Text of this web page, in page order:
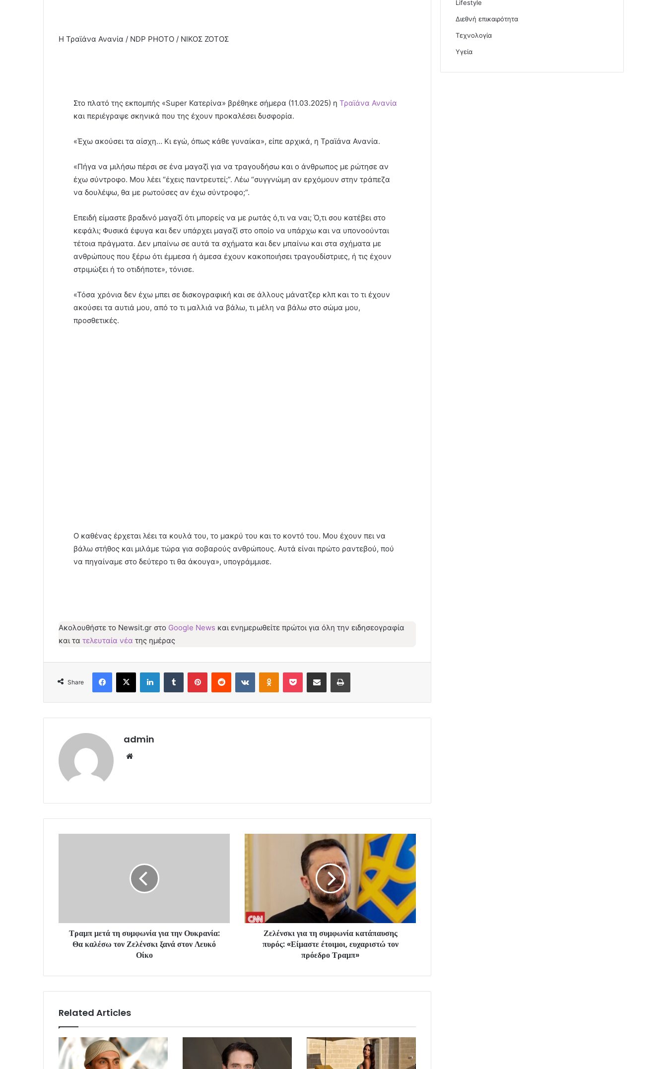
Η Τραϊάνα Ανανία / NDP PHOTO / ΝΙΚΟΣ ΖΟΤΟΣ
Στο πλατό της εκπομπής «Super Κατερίνα» βρέθηκε σήμερα (11.03.2025) η Τραϊάνα Ανανία
και περιέγραψε σκηνικά που της έχουν προκαλέσει δυσφορία.
«Έχω ακούσει τα αίσχη… Κι εγώ, όπως κάθε γυναίκα», είπε αρχικά, η Τραϊάνα Ανανία.
«Πήγα να μιλήσω πέρσι σε ένα μαγαζί για να τραγουδήσω και ο άνθρωπος με ρώτησε αν
έχω σύντροφο. Μου λέει “έχεις παντρευτεί;”. Λέω “συγγνώμη αν ερχόμουν στην τράπεζα
να δουλέψω, θα με ρωτούσες αν έχω σύντροφο;”.
Επειδή είμαστε βραδινό μαγαζί ότι μπορείς να με ρωτάς ό,τι να ναι; Ό,τι σου κατέβει στο
κεφάλι; Φυσικά έφυγα και δεν υπάρχει μαγαζί στο οποίο να υπάρχω και να υπονοούνται
τέτοια πράγματα. Δεν μπαίνω σε αυτά τα σχήματα και δεν μπαίνω και στα σχήματα με
ανθρώπους που ξέρω ότι έμμεσα ή άμεσα έχουν κακοποιήσει τραγουδίστριες, ή τις έχουν
στριμώξει ή το οτιδήποτε», τόνισε.
«Τόσα χρόνια δεν έχω μπει σε δισκογραφική και σε άλλους μάνατζερ κλπ και το τι έχουν
ακούσει τα αυτιά μου, από το τι μαλλιά να βάλω, τι μέλη να βάλω στο σώμα μου,
προσθετικές.
Ο καθένας έρχεται λέει τα κουλά του, το μακρύ του και το κοντό του. Μου έχουν πει να
βάλω στήθος και μιλάμε τώρα για σοβαρούς ανθρώπους. Αυτά είναι πρώτο ραντεβού, πού
να πηγαίναμε στο δεύτερο τι θα άκουγα», υπογράμμισε.
Ακολουθήστε το Νewsit.gr στο Google News και ενημερωθείτε πρώτοι για όλη την ειδησεογραφία
και τα τελευταία νέα της ημέρας
Share
Facebook
X LinkedInTumblr PinterestReddit VKontakteOdnoklassniki
Pocket Share via Email Print
admin
Τραμπ μετά τη συμφωνία για την Ουκρανία:
Θα καλέσω τον Ζελένσκι ξανά στον Λευκό
Οίκο
Ζελένσκι για τη συμφωνία κατάπαυσης
πυρός: «Είμαστε έτοιμοι, ευχαριστώ τον
πρόεδρο Τραμπ»
Related Articles
Lifestyle
Διεθνή επικαιρότητα
Τεχνολογία
Υγεία